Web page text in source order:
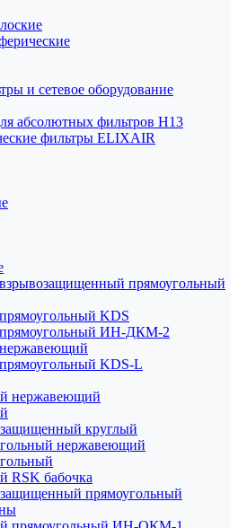
и сетевое оборудование
абсолютных фильтров H13
фильтры ELIXAIR
прямоугольный
KDS
ИН-ДКМ-2
KDS-L
нержавеющий
круглый
нержавеющий
RSK бабочка
прямоугольный